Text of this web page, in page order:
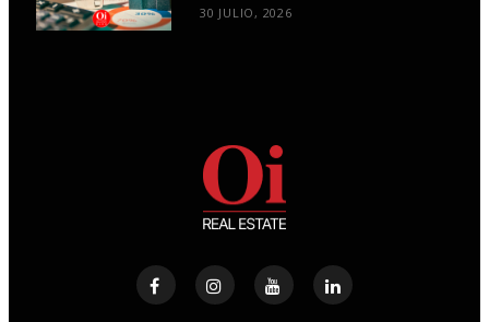
30 JULIO, 2026